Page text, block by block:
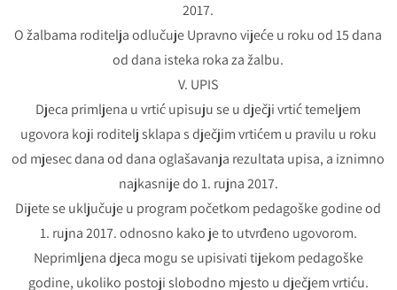
2017.
O žalbama roditelja odlučuje Upravno vijeće u roku od 15 dana
od dana isteka roka za žalbu.
V. UPIS
Djeca primljena u vrtić upisuju se u dječji vrtić temeljem
ugovora koji roditelj sklapa s dječjim vrtićem u pravilu u roku
od mjesec dana od dana oglašavanja rezultata upisa, a iznimno
najkasnije do 1. rujna 2017.
Dijete se uključuje u program početkom pedagoške godine od
1. rujna 2017. odnosno kako je to utvrđeno ugovorom.
Neprimljena djeca mogu se upisivati tijekom pedagoške
godine, ukoliko postoji slobodno mjesto u dječjem vrtiću.